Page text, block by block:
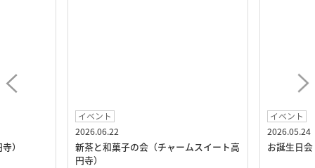
）
イベント
2026.06.22
新茶と和菓子の会（チャームスイート高
円寺）
イベント
2026.05.24
お誕生日